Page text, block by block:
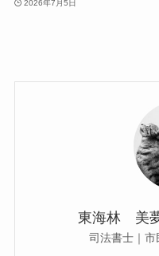
2026年7月5日
東海林 美
司法書士｜